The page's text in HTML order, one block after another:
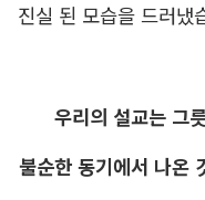
진실 된 모습을 드러냈
우리의 설교는 그
불순한 동기에서 나온